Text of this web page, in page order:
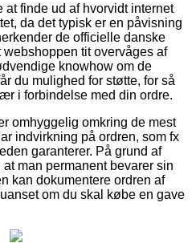
finde ud af hvorvidt internet
da det typisk er en påvisning
de officielle danske
tit overvåges af
knowhow om de
du mulighed for støtte, for så
i forbindelse med din ordre.
omhyggelig omkring de mest
indvirkning på ordren, som fx
garanterer. På grund af
man permanent bevarer sin
kan dokumentere ordren af
om du skal købe en gave